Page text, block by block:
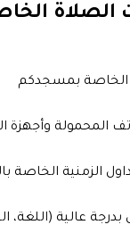
الصلاة
الخاصة بمسجدكم
المحمولة وأجهزة
الزمنية الخاصة
عالية (اللغة،